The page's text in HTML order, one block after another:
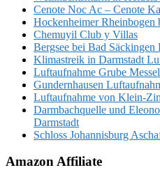
Cenote Noc Ac – Cenote
Hockenheimer Rheinbogen
Chemuyil Club y Villas
Bergsee bei Bad Säckingen
Klimastreik in Darmstadt
Luftaufnahme Grube Messel
Gundernhausen
Luftaufnahme von Klein-
Darmbachquelle und
Darmstadt
Schloss Johannisburg
Amazon Affiliate